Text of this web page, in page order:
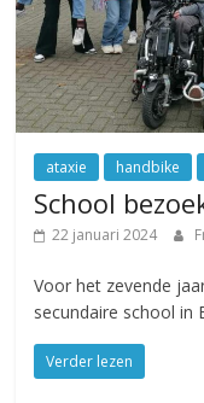
ataxie handbike
School
22 januari 2024
Voor het zevende
secundaire school in
Verder lezen